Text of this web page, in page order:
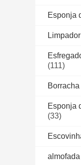
Esponja
(111)
Esponja
(33)